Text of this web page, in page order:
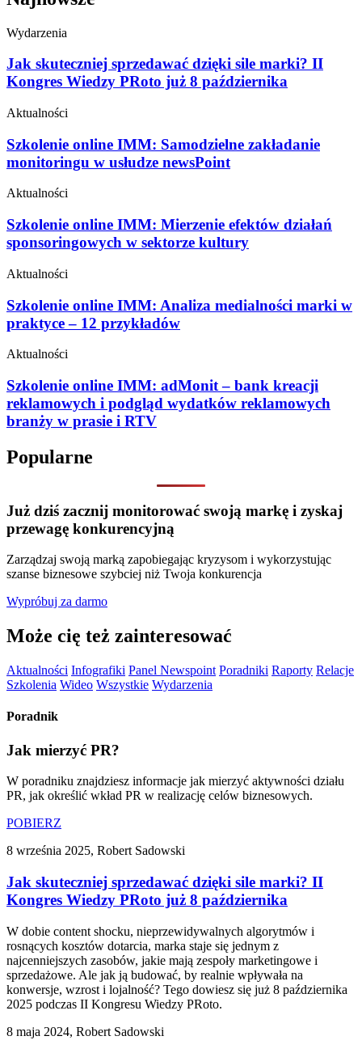
Wydarzenia
Jak skuteczniej sprzedawać dzięki sile marki? II
Kongres Wiedzy PRoto już 8 października
Aktualności
Szkolenie online IMM: Samodzielne zakładanie
monitoringu w usłudze newsPoint
Aktualności
Szkolenie online IMM: Mierzenie efektów działań
sponsoringowych w sektorze kultury
Aktualności
Szkolenie online IMM: Analiza medialności marki w
praktyce – 12 przykładów
Aktualności
Szkolenie online IMM: adMonit – bank kreacji
reklamowych i podgląd wydatków reklamowych
branży w prasie i RTV
Popularne
Już dziś zacznij monitorować swoją markę i zyskaj
przewagę konkurencyjną
Zarządzaj swoją marką zapobiegając kryzysom i wykorzystując
szanse biznesowe szybciej niż Twoja konkurencja
Wypróbuj za darmo
Może cię też zainteresować
Aktualności Infografiki Panel Newspoint Poradniki Raporty Relacje
Szkolenia Wideo Wszystkie Wydarzenia
Poradnik
Jak mierzyć PR?
W poradniku znajdziesz informacje jak mierzyć aktywności działu
PR, jak określić wkład PR w realizację celów biznesowych.
POBIERZ
8 września 2025, Robert Sadowski
Jak skuteczniej sprzedawać dzięki sile marki? II
Kongres Wiedzy PRoto już 8 października
W dobie content shocku, nieprzewidywalnych algorytmów i
rosnących kosztów dotarcia, marka staje się jednym z
najcenniejszych zasobów, jakie mają zespoły marketingowe i
sprzedażowe. Ale jak ją budować, by realnie wpływała na
konwersje, wzrost i lojalność? Tego dowiesz się już 8 października
2025 podczas II Kongresu Wiedzy PRoto.
8 maja 2024, Robert Sadowski